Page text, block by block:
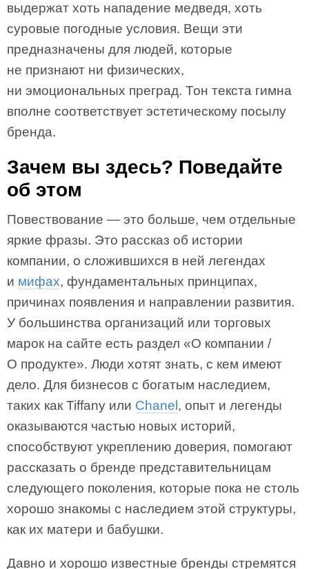
выдержат хоть нападение медведя, хоть
суровые погодные условия. Вещи эти
предназначены для людей, которые
не признают ни физических,
ни эмоциональных преград. Тон текста гимна
вполне соответствует эстетическому посылу
бренда.
Зачем вы здесь? Поведайте
об этом
Повествование — это больше, чем отдельные
яркие фразы. Это рассказ об истории
компании, о сложившихся в ней легендах
и мифах, фундаментальных принципах,
причинах появления и направлении развития.
У большинства организаций или торговых
марок на сайте есть раздел «О компании /
О продукте». Люди хотят знать, с кем имеют
дело. Для бизнесов с богатым наследием,
таких как Tiffany или Chanel , опыт и легенды
оказываются частью новых историй,
способствуют укреплению доверия, помогают
рассказать о бренде представительницам
следующего поколения, которые пока не столь
хорошо знакомы с наследием этой структуры,
как их матери и бабушки.
Давно и хорошо известные бренды стремятся